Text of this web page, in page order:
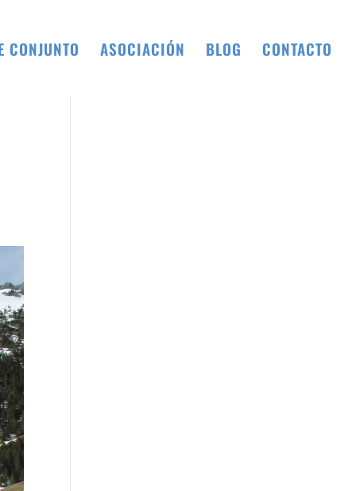
CONJUNTO ASOCIACIÓN BLOG CONTACTO